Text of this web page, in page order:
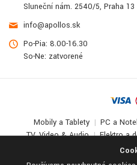
Sluneční nám. 2540/5, Praha 13
info@apollos.sk
Po-Pia: 8.00-16.30
So-Ne: zatvorené
Mobily a Tablety PC a
TV, Video & Audio
Elektro a
Deti a